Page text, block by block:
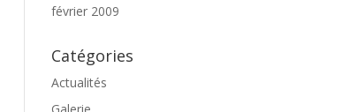
février 2009
Catégories
Actualités